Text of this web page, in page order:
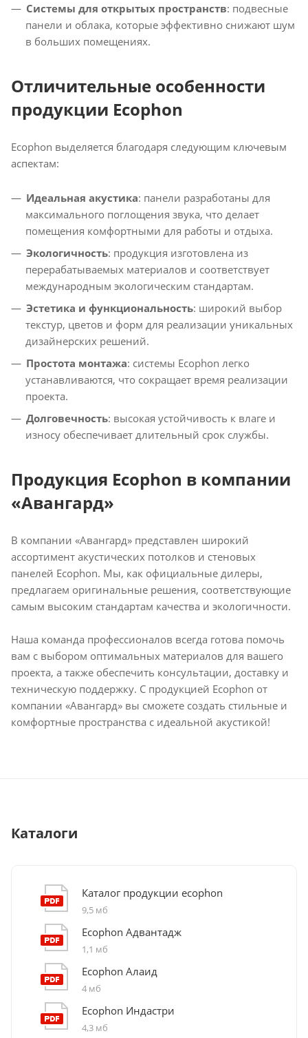
Системы для открытых пространств: подвесные
панели и облака, которые эффективно снижают шум
в больших помещениях.
Отличительные особенности
продукции Ecophon
Ecophon выделяется благодаря следующим ключевым
аспектам:
Идеальная акустика: панели разработаны для
максимального поглощения звука, что делает
помещения комфортными для работы и отдыха.
Экологичность: продукция изготовлена из
перерабатываемых материалов и соответствует
международным экологическим стандартам.
Эстетика и функциональность: широкий выбор
текстур, цветов и форм для реализации уникальных
дизайнерских решений.
Простота монтажа: системы Ecophon легко
устанавливаются, что сокращает время реализации
проекта.
Долговечность: высокая устойчивость к влаге и
износу обеспечивает длительный срок службы.
Продукция Ecophon в компании
«Авангард»
В компании «Авангард» представлен широкий
ассортимент акустических потолков и стеновых
панелей Ecophon. Мы, как официальные дилеры,
предлагаем оригинальные решения, соответствующие
самым высоким стандартам качества и экологичности.
Наша команда профессионалов всегда готова помочь
вам с выбором оптимальных материалов для вашего
проекта, а также обеспечить консультации, доставку и
техническую поддержку. С продукцией Ecophon от
компании «Авангард» вы сможете создать стильные и
комфортные пространства с идеальной акустикой!
Каталоги
Каталог продукции ecophon
9,5 мб
Ecophon Адвантадж
1,1 мб
Ecophon Алаид
4 мб
Ecophon Индастри
4,3 мб